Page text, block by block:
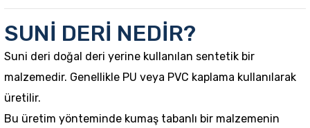
SUNİ DERİ NEDİR?
Suni deri doğal deri yerine kullanılan sentetik bir
malzemedir. Genellikle PU veya PVC kaplama kullanılarak
üretilir.
Bu üretim yönteminde kumaş tabanlı bir malzemenin